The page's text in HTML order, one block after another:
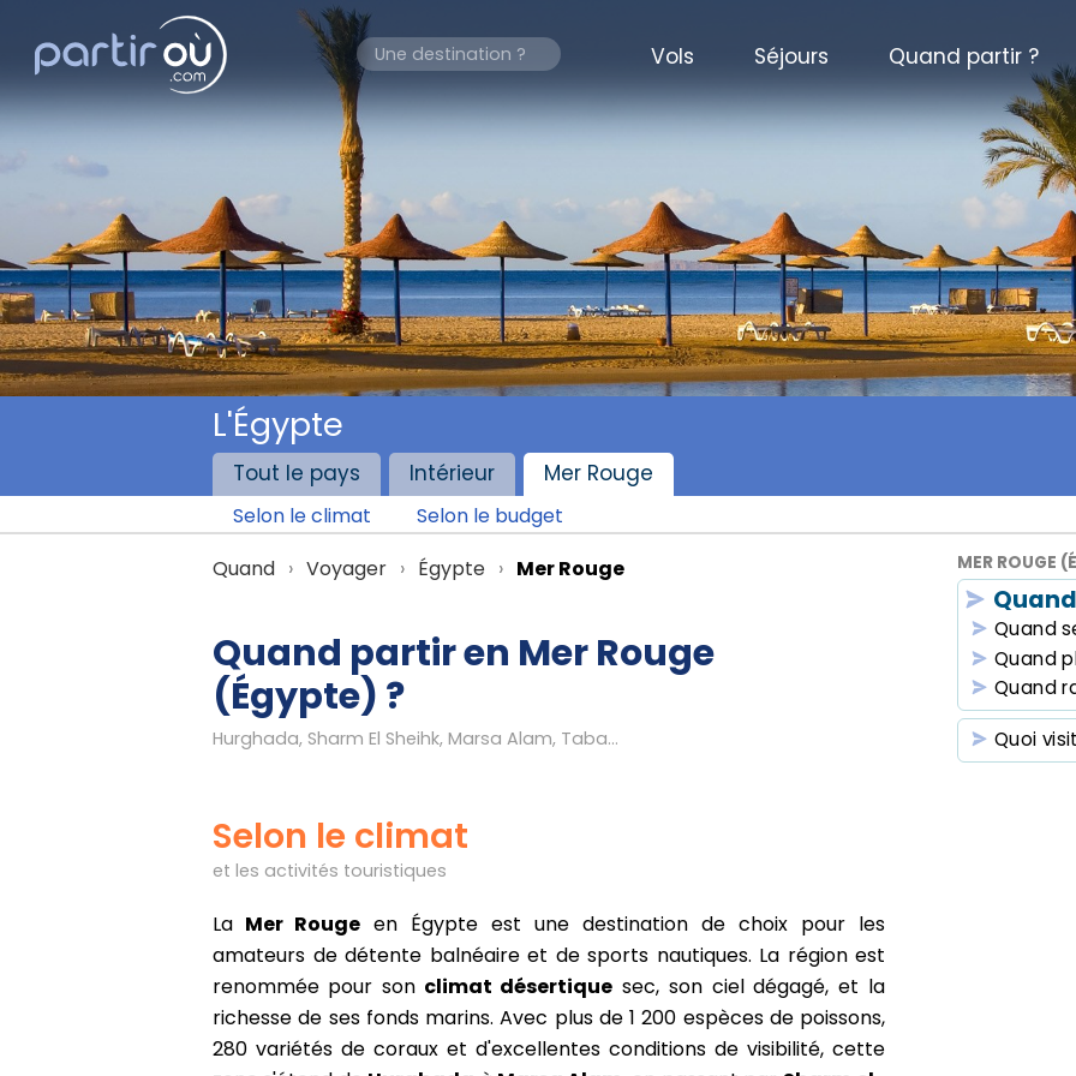
Vols Séjours Quand partir ?
L'Égypte
Tout le pays Intérieur Mer Rouge
Selon le climat Selon le budget
MER ROUGE
Quand
Quand
Quand
Quoi
Quand Voyager Égypte Mer Rouge
Quand partir en Mer Rouge
(Égypte) ?
Hurghada, Sharm El Sheihk, Marsa Alam, Taba...
Selon le climat
et les activités touristiques
La Mer Rouge en Égypte est une destination de choix pour les
amateurs de détente balnéaire et de sports nautiques. La région est
renommée pour son climat désertique sec, son ciel dégagé, et la
richesse de ses fonds marins. Avec plus de 1 200 espèces de poissons,
280 variétés de coraux et d'excellentes conditions de visibilité, cette